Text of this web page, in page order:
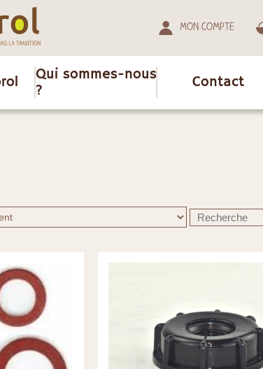
Mon compte
Qui sommes-nous
?
Contact